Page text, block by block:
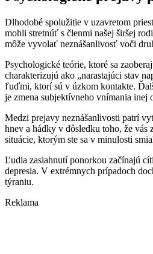
Dlhodobé spolužitie v uzavretom
mohli stretnúť s členmi našej širšej
môže vyvolať neznášanlivosť voči
Psychologické teórie, ktoré sa
charakterizujú ako „narastajúci stav
ľuďmi, ktorí sú v úzkom kontakte.
je zmena subjektívneho vnímania inej
Medzi prejavy neznášanlivosti patrí
hnev a hádky v dôsledku toho, že
situácie, ktorým ste sa v minulosti
Ľudia zasiahnutí ponorkou začínajú
depresia. V extrémnych prípadoch
týraniu.
Reklama